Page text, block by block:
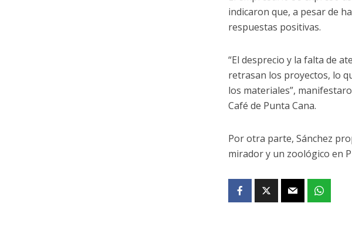
indicaron que, a pesar de
respuestas positivas.
“El desprecio y la falta de
retrasan los proyectos, lo
los materiales”,
Café de Punta Cana.
Por otra parte, Sánchez
mirador y un zoológico en